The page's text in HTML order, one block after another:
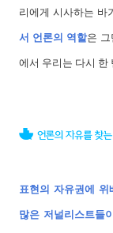
리에게 시사하는 바
서 언론의 역할은 그
에서 우리는 다시 한
표현의 자유권에
많은 저널리스트들